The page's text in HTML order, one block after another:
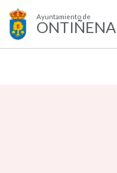
Ayuntamiento de
ONTIÑENA